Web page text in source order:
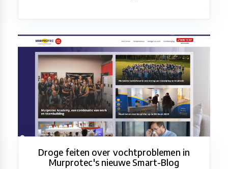
Droge feiten over vochtproblemen in
Murprotec's nieuwe Smart-Blog